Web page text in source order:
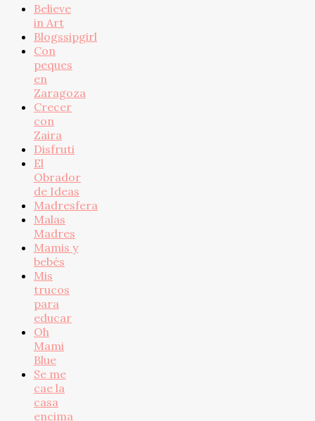
Believe
in Art
Blogssipgirl
Con
peques
en
Zaragoza
Crecer
con
Zaira
Disfruti
El
Obrador
de Ideas
Madresfera
Malas
Madres
Mamis y
bebés
Mis
trucos
para
educar
Oh
Mami
Blue
Se me
cae la
casa
encima